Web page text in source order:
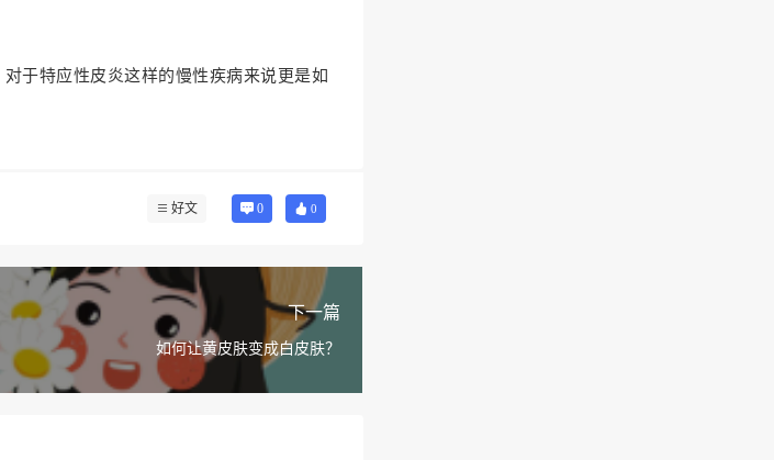
于特应性皮炎这样的慢性疾病来说更是如
好文 0 0
下一篇
如何让黄皮肤变成白皮肤？